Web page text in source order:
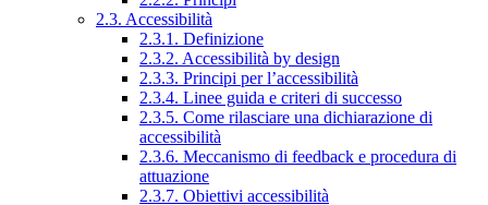
2.3. Accessibilità
2.3.1. Definizione
2.3.2. Accessibilità by design
2.3.3. Principi per l’accessibilità
2.3.4. Linee guida e criteri di successo
2.3.5. Come rilasciare una dichiarazione di
accessibilità
2.3.6. Meccanismo di feedback e procedura di
attuazione
2.3.7. Obiettivi accessibilità